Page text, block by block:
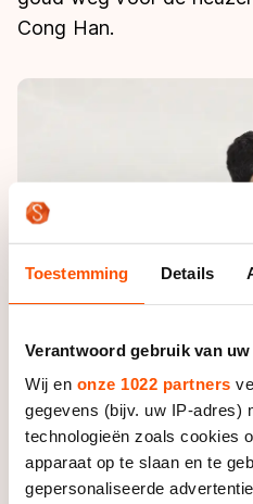
Toestemming Details
Verantwoord gebruik van
Wij en onze 1022 partners
gegevens (bijv. uw IP-adres)
technologieën zoals cookies
apparaat op te slaan en te
gepersonaliseerde
Kunstschaatsen
Marathon
Kunstschaatsen
Persoonlijke records & tijden
Historie & statistiek
De weg op
Waar kan ik schaatsen en
Schaatsfans
Alles voor jou als schaatsfan
Evenementen
Tickets
Word schaatsfan!
Olympische
Olympische Spelen
Cong Han.